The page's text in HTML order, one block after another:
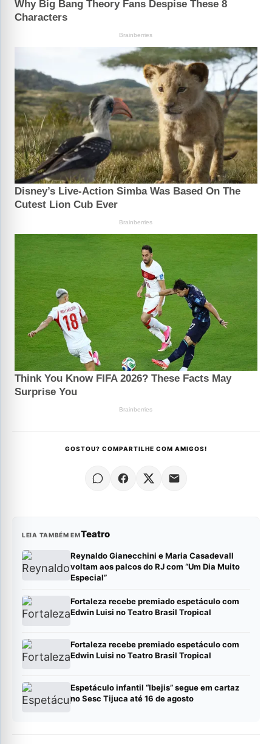
GOSTOU? COMPARTILHE COM AMIGOS!
LEIA TAMBÉM EMTeatro
Reynaldo Gianecchini e Maria Casadevall
voltam aos palcos do RJ com “Um Dia Muito
Especial”
Fortaleza recebe premiado espetáculo com
Edwin Luisi no Teatro Brasil Tropical
Fortaleza recebe premiado espetáculo com
Edwin Luisi no Teatro Brasil Tropical
Espetáculo infantil “Ibejis” segue em cartaz
no Sesc Tijuca até 16 de agosto